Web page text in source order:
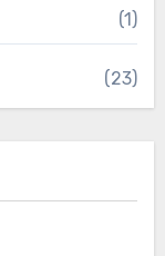
(1)
(23)